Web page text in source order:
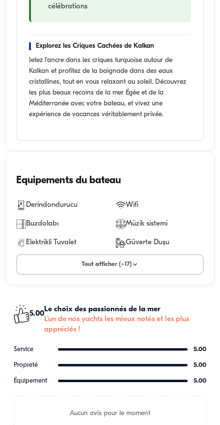
célébrations
Explorez les Criques Cachées de Kalkan
Jetez l'ancre dans les criques turquoise autour de
Kalkan et profitez de la baignade dans des eaux
cristallines, tout en vous relaxant au soleil. Découvrez
les plus beaux recoins de la mer Égée et de la
Méditerranée avec votre bateau, et vivez une
expérience de vacances véritablement privée.
Equipements du bateau
Derindondurucu Wifi
Buzdolabı Müzik sistemi
Elektrikli Tuvalet Güverte Duşu
Tout afficher (+17)
5.00
Le choix des passionnés de la mer
L'un de nos yachts les mieux notés et les plus
appréciés !
Service 5.00
Propreté 5.00
Équipement 5.00
Aucun avis pour le moment